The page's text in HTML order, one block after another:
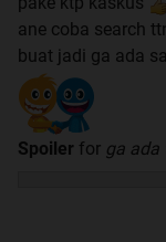
ane coba search
buat jadi ga ada
Spoiler for ga ada